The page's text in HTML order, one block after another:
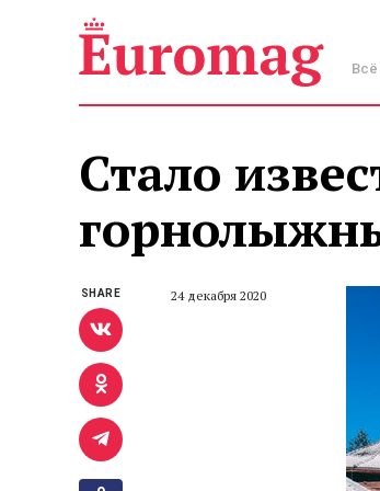
Всё
Стало
24 декабря 2020
SHARE